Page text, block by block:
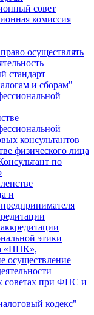
совет
комиссия
осуществлять
стандарт
и сборам"
консультантов
физического лица
по
и
этики
«ПНК»,
осуществление
советах при ФНС и
кодекс"